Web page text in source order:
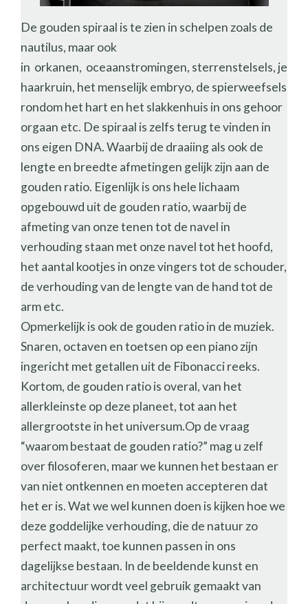
De gouden spiraal is te zien in schelpen zoals de
nautilus, maar ook
in orkanen, oceaanstromingen, sterrenstelsels, je
haarkruin, het menselijk embryo, de spierweefsels
rondom het hart en het slakkenhuis in ons gehoor
orgaan etc. De spiraal is zelfs terug te vinden in
ons eigen DNA. Waarbij de draaiing als ook de
lengte en breedte afmetingen gelijk zijn aan de
gouden ratio. Eigenlijk is ons hele lichaam
opgebouwd uit de gouden ratio, waarbij de
afmeting van onze tenen tot de navel in
verhouding staan met onze navel tot het hoofd,
het aantal kootjes in onze vingers tot de schouder,
de verhouding van de lengte van de hand tot de
arm etc.
Opmerkelijk is ook de gouden ratio in de muziek.
Snaren, octaven en toetsen op een piano zijn
ingericht met getallen uit de Fibonacci reeks.
Kortom, de gouden ratio is overal, van het
allerkleinste op deze planeet, tot aan het
allergrootste in het universum.Op de vraag
“waarom bestaat de gouden ratio?” mag u zelf
over filosoferen, maar we kunnen het bestaan er
van niet ontkennen en moeten accepteren dat
het er is. Wat we wel kunnen doen is kijken hoe we
deze goddelijke verhouding, die de natuur zo
perfect maakt, toe kunnen passen in ons
dagelijkse bestaan. In de beeldende kunst en
architectuur wordt veel gebruik gemaakt van